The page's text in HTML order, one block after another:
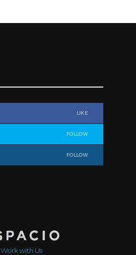
LIKE
FOLLOW
FOLLOW
Work with Us